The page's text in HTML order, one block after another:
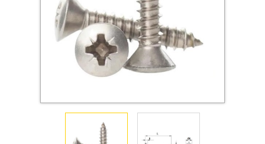
Крюки, кольца с метрической резьбой
Крюки, кольца с шурупной резьбой